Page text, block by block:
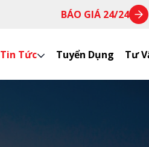
BÁO GIÁ 24/24
Tin Tức Tuyển Dụng Tư